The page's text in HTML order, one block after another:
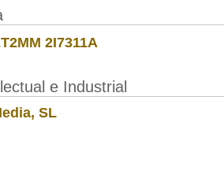
2I7311A
e Industrial
SL